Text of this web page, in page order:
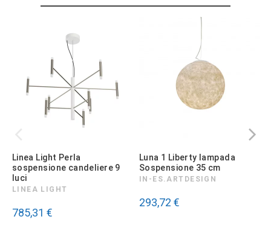
Linea Light Perla
sospensione candeliere 9
luci
LINEA LIGHT
785,31 €
Luna 1 Liberty lampada
Sospensione 35 cm
IN-ES.ARTDESIGN
293,72 €